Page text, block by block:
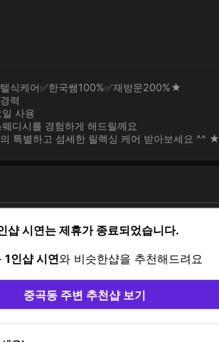
식케어✅한국쌤100%✅재방문200%★
력
사용
디시를 경험하게 해드릴께요
특별하고 섬세한 릴렉싱 케어 받아보세요 ^^ ★
샵 시연는 제휴가 종료되었습니다.
1인샵 시연와 비슷한샵을 추천해드려요
중곡동 주변 추천샵 보기